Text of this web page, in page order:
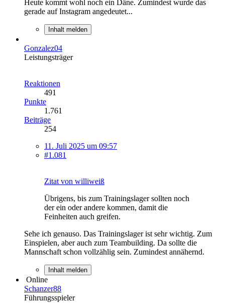
Heute kommt wohl noch ein Däne. Zumindest wurde das
gerade auf Instagram angedeutet...
Inhalt melden
Gonzalez04
Leistungsträger
Reaktionen
491
Punkte
1.761
Beiträge
254
11. Juli 2025 um 09:57
#1.081
Zitat von williweiß
Übrigens, bis zum Trainingslager sollten noch
der ein oder andere kommen, damit die
Feinheiten auch greifen.
Sehe ich genauso. Das Trainingslager ist sehr wichtig. Zum
Einspielen, aber auch zum Teambuilding. Da sollte die
Mannschaft schon vollzählig sein. Zumindest annähernd.
Inhalt melden
Online
Schanzer88
Führungsspieler